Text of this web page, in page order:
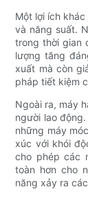
Một lợi ích
và năng suất.
trong thời gian
lượng tăng
xuất mà còn
pháp tiết kiệm
Ngoài ra, máy
người lao
những máy
xúc với khói
cho phép các
toàn hơn cho
năng xảy ra